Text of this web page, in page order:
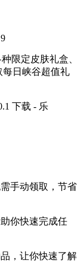
9
限定皮肤礼盒、
每日峡谷超值礼
手动领取，节省
你快速完成任
，让你快速了解